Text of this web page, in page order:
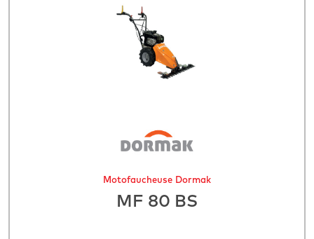
Motofaucheuse Dormak
MF 80 BS